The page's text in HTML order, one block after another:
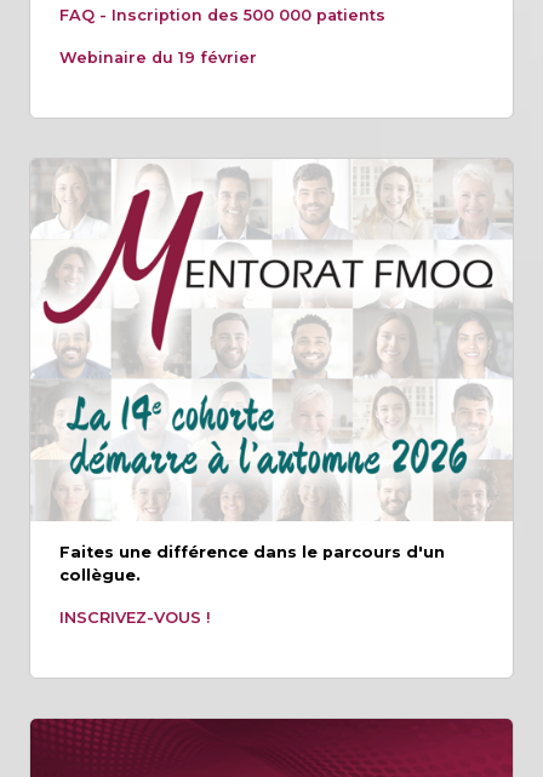
FAQ - Inscription des 500 000 patients
Webinaire du 19 février
Faites une différence dans le parcours d'un
collègue.
INSCRIVEZ-VOUS !